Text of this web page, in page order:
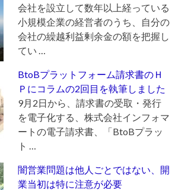
会社を設立して数年以上経っている
小規模企業の経営者のうち、自分の
会社の繰越利益剰余金の額を把握し
てい …
BtoBプラットフォーム請求書のＨ
Ｐにコラムの2回目を執筆しました
9月2日から、請求書の受取・発行
を電子化する、株式会社インフォマ
ートの電子請求書、「BtoBプラッ
ト …
闇営業問題は他人ごとではない、開
業当初は特に注意が必要